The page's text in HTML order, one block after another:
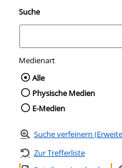
Suche
Medienart
Wählen Sie die
Alle
Physische Medien
E-Medien
Suche verfeinern
Zur Trefferliste